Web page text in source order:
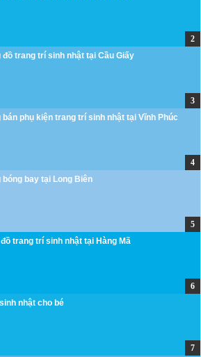
đồ trang trí sinh nhật tại Cầu Giấy
bán phụ kiện trang trí sinh nhật tại Vĩnh Phúc
bóng bay tại Long Biên
trang trí sinh nhật tại Hàng Mã
nhật cho bé